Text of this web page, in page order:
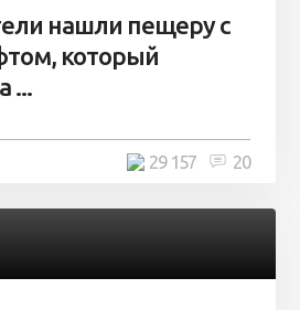
нашли пещеру с
который
...
20
29 157